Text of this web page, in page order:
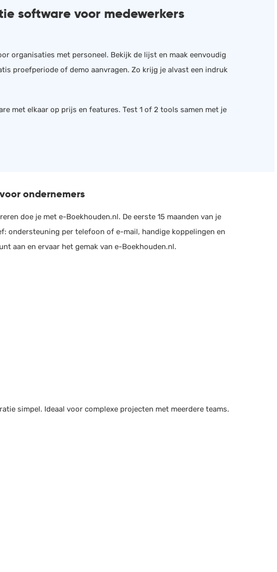
software voor medewerkers
organisaties met personeel. Bekijk de lijst en maak eenvoudig
proefperiode of demo aanvragen. Zo krijg je alvast een indruk
met elkaar op prijs en features. Test 1 of 2 tools samen met je
ondernemers
doe je met e-Boekhouden.nl. De eerste 15 maanden van je
ondersteuning per telefoon of e-mail, handige koppelingen en
aan en ervaar het gemak van e-Boekhouden.nl.
simpel. Ideaal voor complexe projecten met meerdere teams.